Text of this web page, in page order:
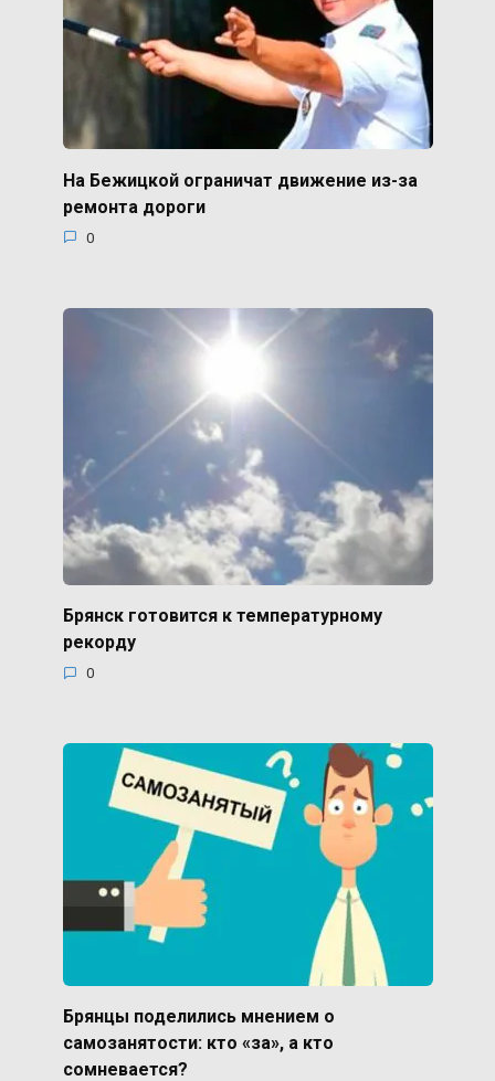
На Бежицкой ограничат движение из-за
ремонта дороги
0
Брянск готовится к температурному
рекорду
0
Брянцы поделились мнением о
самозанятости: кто «за», а кто
сомневается?